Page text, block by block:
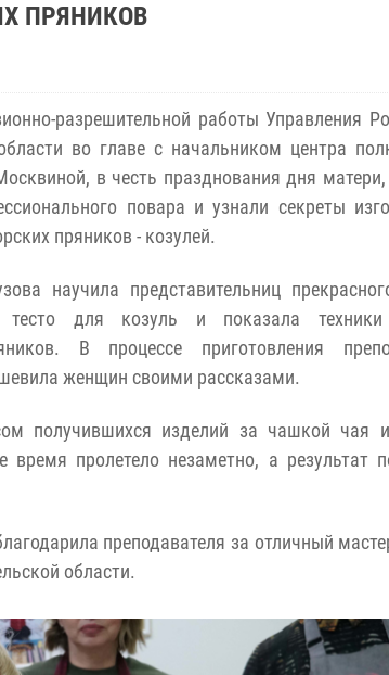
ПРЯНИКОВ
разрешительной работы Управления
во главе с начальником центра
в честь празднования дня матери,
повара и узнали секреты
пряников - козулей.
научила представительниц
тесто для козуль и показала техники
В процессе приготовления
женщин своими рассказами.
получившихся изделий за чашкой чая
пролетело незаметно, а результат
преподавателя за отличный
области.